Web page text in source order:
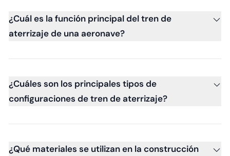
¿Cuál es la función principal del tren de
aterrizaje de una aeronave?
¿Cuáles son los principales tipos de
configuraciones de tren de aterrizaje?
¿Qué materiales se utilizan en la construcción